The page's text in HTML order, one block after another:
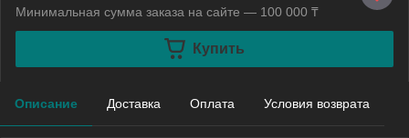
Минимальная сумма заказа на сайте — 100 000 ₸
Купить
Описание Доставка Оплата Условия возврата